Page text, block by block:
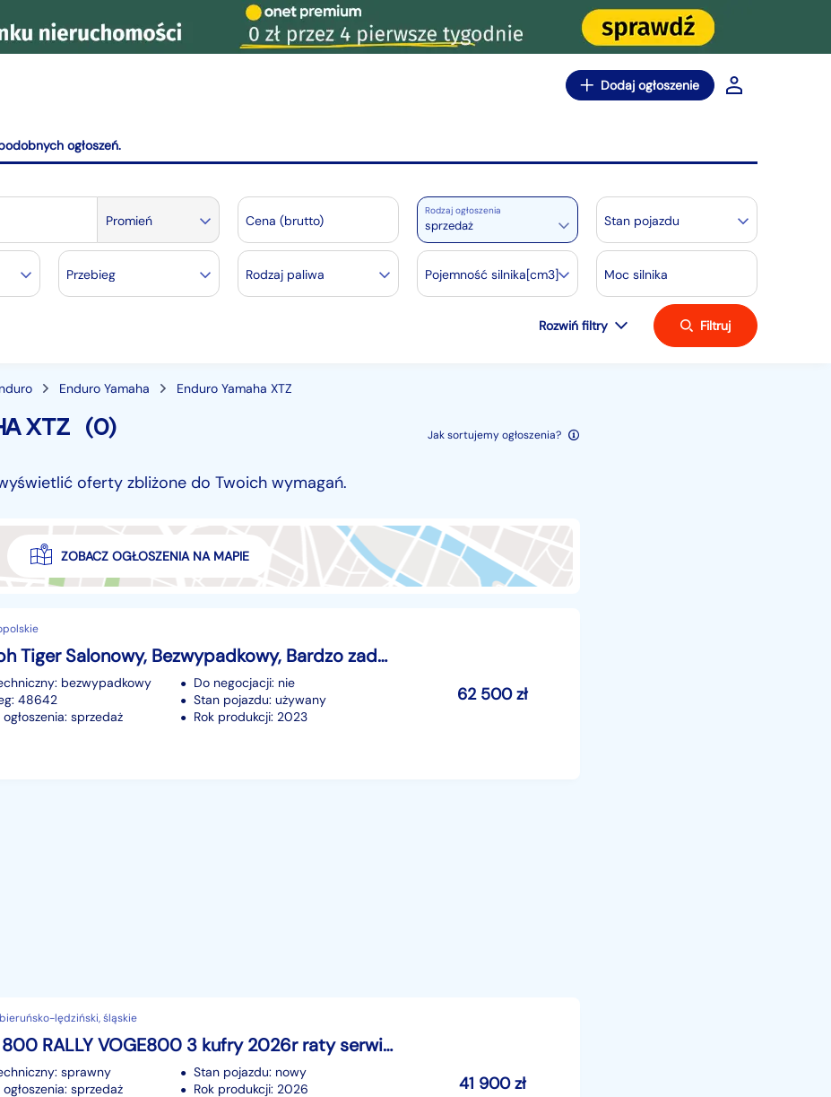
Dodaj ogłoszenie
ogłoszeń.
Promień Cena (brutto)
Rodzaj ogłoszenia
sprzedaż Stan pojazdu
Przebieg Rodzaj paliwa Pojemność silnika[cm3] Moc silnika
Rozwiń filtry Filtruj
Enduro Yamaha Enduro Yamaha XTZ
XTZ (0) Jak sortujemy ogłoszenia?
oferty zbliżone do Twoich wymagań.
ZOBACZ OGŁOSZENIA NA MAPIE
Triumph Tiger Salonowy, Bezwypadkowy, Bardzo zadbany i w ASO tylko serwisowany
bezwypadkowy
48642
ogłoszenia: sprzedaż
Do negocjacji: nie
Stan pojazdu: używany
Rok produkcji: 2023
62 500zł
lędziński, śląskie
VOGE 800 RALLY VOGE800 3 kufry 2026r raty serwis gwarancja
sprawny
ogłoszenia: sprzedaż
Stan pojazdu: nowy
Rok produkcji: 2026
41 900zł